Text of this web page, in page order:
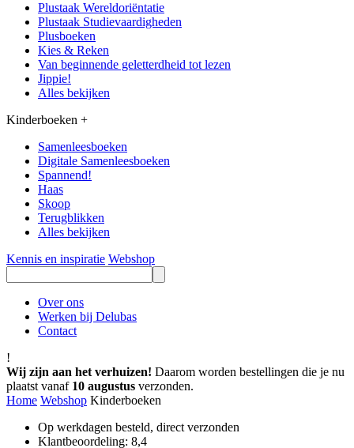
Plustaak Wereldoriëntatie
Plustaak Studievaardigheden
Plusboeken
Kies & Reken
Van beginnende geletterdheid tot lezen
Jippie!
Alles bekijken
Kinderboeken +
Samenleesboeken
Digitale Samenleesboeken
Spannend!
Haas
Skoop
Terugblikken
Alles bekijken
Kennis en inspiratie Webshop
Over ons
Werken bij Delubas
Contact
!
Wij zijn aan het verhuizen! Daarom worden bestellingen die je nu
plaatst vanaf 10 augustus verzonden.
Home Webshop Kinderboeken
Op werkdagen besteld, direct verzonden
Klantbeoordeling: 8,4